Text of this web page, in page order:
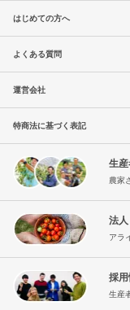
はじめての方へ
よくある質問
運営会社
特商法に基づく表記
生
農家
法
アラ
採用
生産